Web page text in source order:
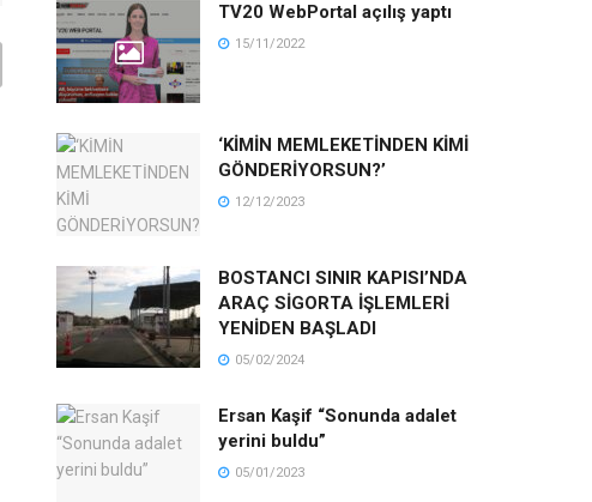
TV20 WebPortal açılış yaptı
15/11/2022
‘KİMİN MEMLEKETİNDEN KİMİ
GÖNDERİYORSUN?’
12/12/2023
BOSTANCI SINIR KAPISI’NDA
ARAÇ SİGORTA İŞLEMLERİ
YENİDEN BAŞLADI
05/02/2024
Ersan Kaşif “Sonunda adalet
yerini buldu”
05/01/2023